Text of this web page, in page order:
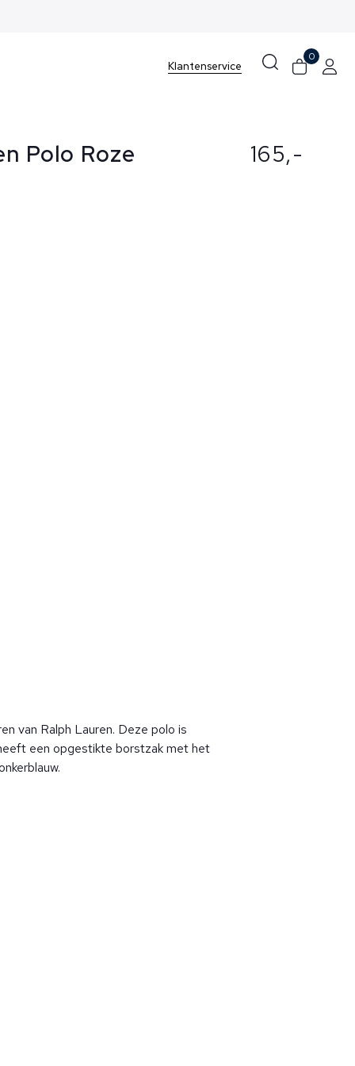
Klantenservice
0
Polo Roze
van Ralph Lauren. Deze polo is
een opgestikte borstzak met het
165,-